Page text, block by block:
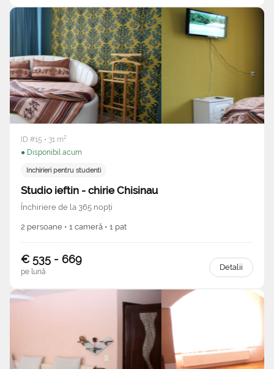
ID #15 • 31 m²
● Disponibil acum
Inchirieri pentru studenti
Studio ieftin - chirie Chisinau
Închiriere de la 365 nopți
2 persoane • 1 cameră • 1 pat
€ 535 - 669
pe lună Detalii